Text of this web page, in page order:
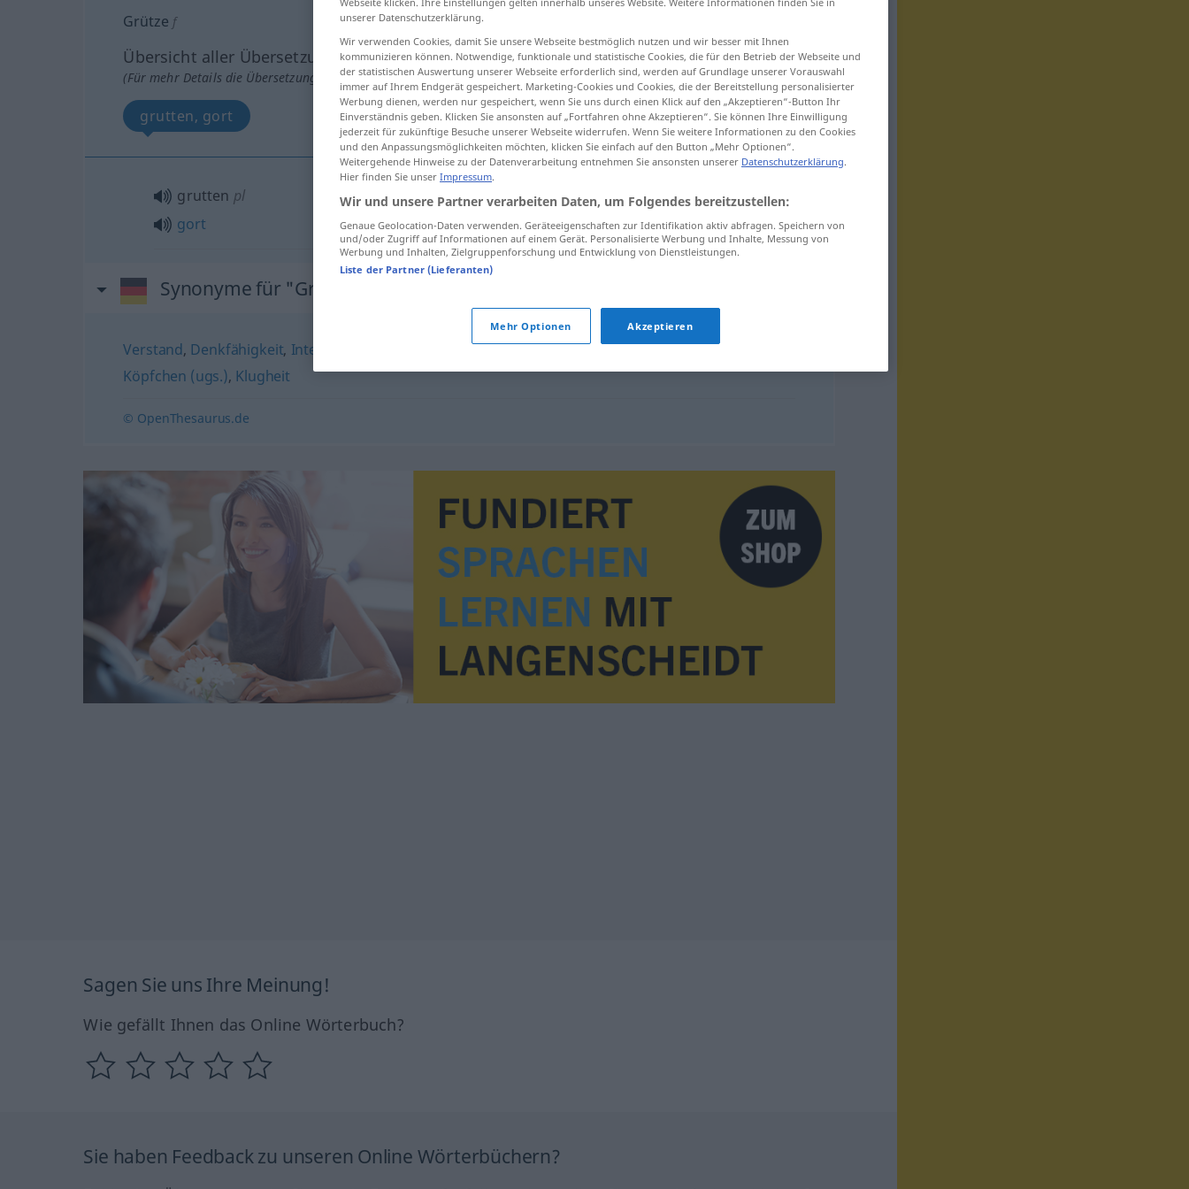
Grütze f
Übersicht aller Übersetzungen
(Für mehr Details die Übersetzung anklicken/antippen)
grutten, gort
grutten pl
gort
Grütze
Synonyme für "Grütze"
Verstand, Denkfähigkeit, Intelligenz Vernunft,Denkvermögen,Geist,Scharfsinn
Köpfchen (ugs.), Klugheit
© OpenThesaurus.de
Sagen Sie uns Ihre Meinung!
Wie gefällt Ihnen das Online Wörterbuch?
Sie haben Feedback zu unseren Online Wörterbüchern?
unserer Datenschutzerklärung.
Wir verwenden Cookies, damit Sie unsere Webseite bestmöglich nutzen und wir besser mit Ihnen
kommunizieren können. Notwendige, funktionale und statistische Cookies, die für den Betrieb der Webseite und
der statistischen Auswertung unserer Webseite erforderlich sind, werden auf Grundlage unserer Vorauswahl
immer auf Ihrem Endgerät gespeichert. Marketing-Cookies und Cookies, die der Bereitstellung personalisierter
Werbung dienen, werden nur gespeichert, wenn Sie uns durch einen Klick auf den „Akzeptieren“-Button Ihr
Einverständnis geben. Klicken Sie ansonsten auf „Fortfahren ohne Akzeptieren“. Sie können Ihre Einwilligung
jederzeit für zukünftige Besuche unserer Webseite widerrufen. Wenn Sie weitere Informationen zu den Cookies
und den Anpassungsmöglichkeiten möchten, klicken Sie einfach auf den Button „Mehr Optionen“.
Weitergehende Hinweise zu der Datenverarbeitung entnehmen Sie ansonsten unserer Datenschutzerklärung.
Hier finden Sie unser Impressum.
Wir und unsere Partner verarbeiten Daten, um Folgendes bereitzustellen:
Genaue Geolocation-Daten verwenden. Geräteeigenschaften zur Identifikation aktiv abfragen. Speichern von
und/oder Zugriff auf Informationen auf einem Gerät. Personalisierte Werbung und Inhalte, Messung von
Werbung und Inhalten, Zielgruppenforschung und Entwicklung von Dienstleistungen.
Liste der Partner (Lieferanten)
Mehr Optionen Akzeptieren